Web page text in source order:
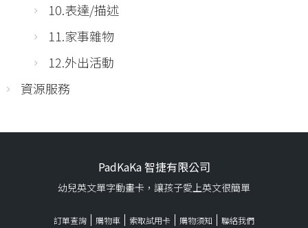
10.表達/描述
11.家事雜物
12.外出活動
資源服務
PadKaKa 智捷有限公司
幼兒英文單字動畫卡，讓孩子愛上英文很簡單
訂單查詢 購物車 索取試用卡 購物須知 聯絡我們